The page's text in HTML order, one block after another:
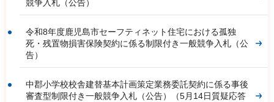
競争入札（公告）
令和8年度鹿児島市セーフティネット住宅における孤独
死・残置物損害保険契約に係る制限付き一般競争入札（公
告）
中郡小学校校舎建替基本計画策定業務委託契約に係る事後
審査型制限付き一般競争入札（公告）（5月14日質疑応答